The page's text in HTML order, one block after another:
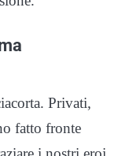
Privati,
fatto fronte